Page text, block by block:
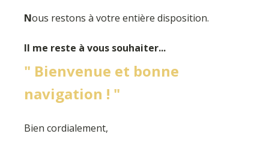
Nous restons à votre entière disposition.
Il me reste à vous souhaiter...
" Bienvenue et bonne
navigation ! "
Bien cordialement,